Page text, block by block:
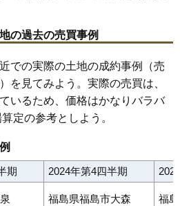
12万円 637万円
12万円 1,422万円 6.1%
11万円 768万円 3.1%
11万円
10万円
9.3万円 895万円 6.0%
の過去の売買事例
での実際の土地の成約事例（売
を見てみよう。実際の売買は、
いるため、価格はかなりバラバ
定の参考としよう。
期 2024年第4四半期
福島県福島市大森 福